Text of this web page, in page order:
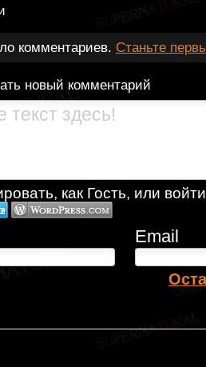
комментариев. Станьте
новый комментарий
как Гость, или
Email